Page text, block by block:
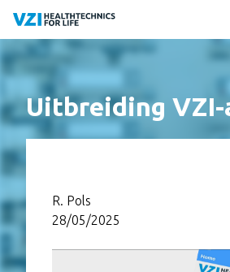
Uitbreiding VZI-
R. Pols
28/05/2025